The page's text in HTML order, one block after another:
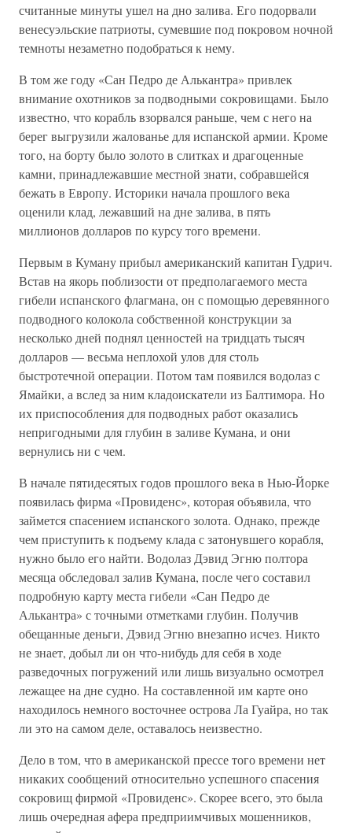
считанные минуты ушел на дно залива. Его подорвали
венесуэльские патриоты, сумевшие под покровом ночной
темноты незаметно подобраться к нему.
В том же году «Сан Педро де Алькантра» привлек
внимание охотников за подводными сокровищами. Было
известно, что корабль взорвался раньше, чем с него на
берег выгрузили жалованье для испанской армии. Кроме
того, на борту было золото в слитках и драгоценные
камни, принадлежавшие местной знати, собравшейся
бежать в Европу. Историки начала прошлого века
оценили клад, лежавший на дне залива, в пять
миллионов долларов по курсу того времени.
Первым в Куману прибыл американский капитан Гудрич.
Встав на якорь поблизости от предполагаемого места
гибели испанского флагмана, он с помощью деревянного
подводного колокола собственной конструкции за
несколько дней поднял ценностей на тридцать тысяч
долларов — весьма неплохой улов для столь
быстротечной операции. Потом там появился водолаз с
Ямайки, а вслед за ним кладоискатели из Балтимора. Но
их приспособления для подводных работ оказались
непригодными для глубин в заливе Кумана, и они
вернулись ни с чем.
В начале пятидесятых годов прошлого века в Нью-Йорке
появилась фирма «Провиденс», которая объявила, что
займется спасением испанского золота. Однако, прежде
чем приступить к подъему клада с затонувшего корабля,
нужно было его найти. Водолаз Дэвид Эгню полтора
месяца обследовал залив Кумана, после чего составил
подробную карту места гибели «Сан Педро де
Алькантра» с точными отметками глубин. Получив
обещанные деньги, Дэвид Эгню внезапно исчез. Никто
не знает, добыл ли он что-нибудь для себя в ходе
разведочных погружений или лишь визуально осмотрел
лежащее на дне судно. На составленной им карте оно
находилось немного восточнее острова Ла Гуайра, но так
ли это на самом деле, оставалось неизвестно.
Дело в том, что в американской прессе того времени нет
никаких сообщений относительно успешного спасения
сокровищ фирмой «Провиденс». Скорее всего, это была
лишь очередная афера предприимчивых мошенников,